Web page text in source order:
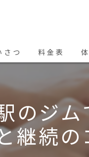
さつ 料金表
のジ
継続の